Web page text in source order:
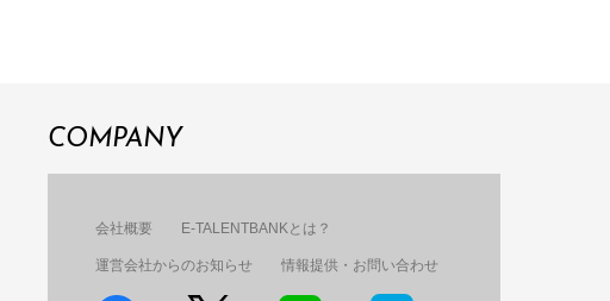
COMPANY
会社概要 E-TALENTBANKとは？
運営会社からのお知らせ 情報提供・お問い合わせ